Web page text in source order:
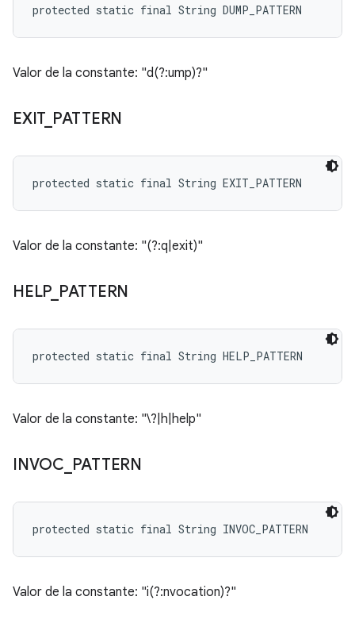
protected static final String DUMP_PATTERN
Valor de la constante: "d(?:ump)?"
EXIT_ PATTERN
protected static final String EXIT_PATTERN
Valor de la constante: "(?:q|exit)"
HELP_ PATTERN
protected static final String HELP_PATTERN
Valor de la constante: "\?|h|help"
INVOC PATTERN
protected static final String INVOC_PATTERN
Valor de la constante: "i(?:nvocation)?"